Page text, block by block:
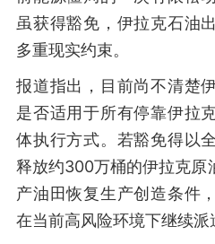
虽获得豁免，伊拉克石油
多重现实约束。
报道指出，目前尚不清楚
是否适用于所有停靠伊拉
体执行方式。若豁免得以
释放约300万桶的伊拉克原
产油田恢复生产创造条件
在当前高风险环境下继续派